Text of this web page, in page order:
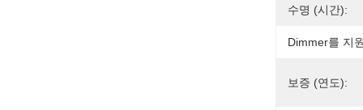
수명 (시간):
Dimmer를 지
보증 (연도):